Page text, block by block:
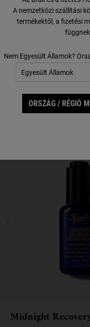
MOISTURIZER
Midnight
A nemzetközi szállítási
termékektől, a fizetési
Nem Egyesült Államok?
ORSZÁG / RÉGIÓ